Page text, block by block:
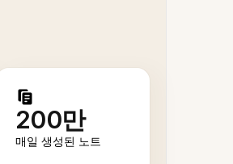
200만
매일 생성된 노트